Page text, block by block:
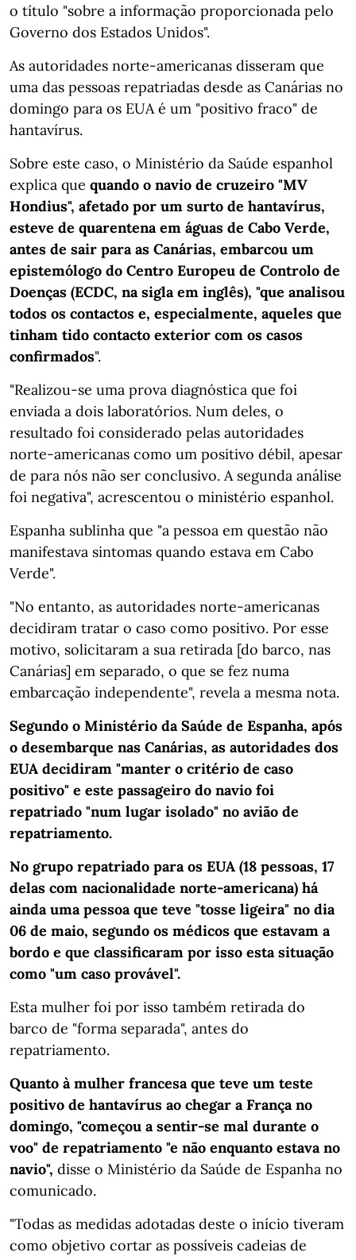
o título "sobre a informação proporcionada pelo
Governo dos Estados Unidos".
As autoridades norte-americanas disseram que
uma das pessoas repatriadas desde as Canárias no
domingo para os EUA é um "positivo fraco" de
hantavírus.
Sobre este caso, o Ministério da Saúde espanhol
explica que quando o navio de cruzeiro "MV
Hondius", afetado por um surto de hantavírus,
esteve de quarentena em águas de Cabo Verde,
antes de sair para as Canárias, embarcou um
epistemólogo do Centro Europeu de Controlo de
Doenças (ECDC, na sigla em inglês), "que analisou
todos os contactos e, especialmente, aqueles que
tinham tido contacto exterior com os casos
confirmados".
"Realizou-se uma prova diagnóstica que foi
enviada a dois laboratórios. Num deles, o
resultado foi considerado pelas autoridades
norte-americanas como um positivo débil, apesar
de para nós não ser conclusivo. A segunda análise
foi negativa", acrescentou o ministério espanhol.
Espanha sublinha que "a pessoa em questão não
manifestava sintomas quando estava em Cabo
Verde".
"No entanto, as autoridades norte-americanas
decidiram tratar o caso como positivo. Por esse
motivo, solicitaram a sua retirada [do barco, nas
Canárias] em separado, o que se fez numa
embarcação independente", revela a mesma nota.
Segundo o Ministério da Saúde de Espanha, após
o desembarque nas Canárias, as autoridades dos
EUA decidiram "manter o critério de caso
positivo" e este passageiro do navio foi
repatriado "num lugar isolado" no avião de
repatriamento.
No grupo repatriado para os EUA (18 pessoas, 17
delas com nacionalidade norte-americana) há
ainda uma pessoa que teve "tosse ligeira" no dia
06 de maio, segundo os médicos que estavam a
bordo e que classificaram por isso esta situação
como "um caso provável".
Esta mulher foi por isso também retirada do
barco de "forma separada", antes do
repatriamento.
Quanto à mulher francesa que teve um teste
positivo de hantavírus ao chegar a França no
domingo, "começou a sentir-se mal durante o
voo" de repatriamento "e não enquanto estava no
navio", disse o Ministério da Saúde de Espanha no
comunicado.
"Todas as medidas adotadas deste o início tiveram
como objetivo cortar as possíveis cadeias de